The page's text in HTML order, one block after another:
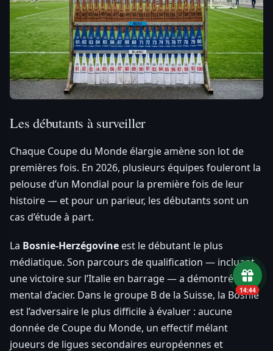
Les débutants à surveiller
Chaque Coupe du Monde élargie amène son lot de
premières fois. En 2026, plusieurs équipes fouleront la
pelouse d’un Mondial pour la première fois de leur
histoire — et pour un parieur, les débutants sont un
cas d’étude à part.
La Bosnie-Herzégovine est le débutant le plus
médiatique. Son parcours de qualification — incluant
une victoire sur l’Italie en barrage — a démontré un
mental d’acier. Dans le groupe B de la Suisse, la Bosnie
est l’adversaire le plus difficile à évaluer : aucune
donnée de Coupe du Monde, un effectif mélant
joueurs de ligues secondaires européennes et
14:43